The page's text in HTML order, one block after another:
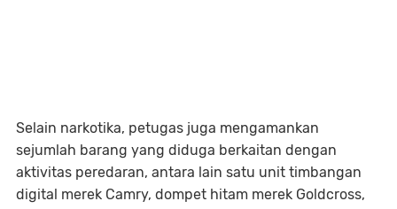
Selain narkotika, petugas juga mengamankan
sejumlah barang yang diduga berkaitan dengan
aktivitas peredaran, antara lain satu unit timbangan
digital merek Camry, dompet hitam merek Goldcross,